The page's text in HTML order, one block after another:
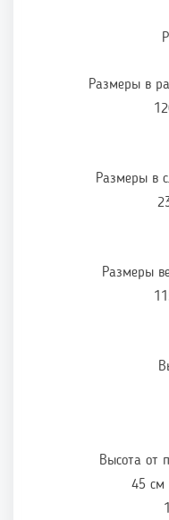
Размеры в
Размеры в
Размеры
Высота от
45 см